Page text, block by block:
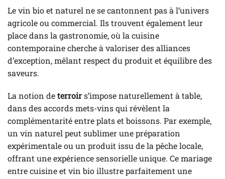
Le vin bio et naturel ne se cantonnent pas à l’univers
agricole ou commercial. Ils trouvent également leur
place dans la gastronomie, où la cuisine
contemporaine cherche à valoriser des alliances
d’exception, mêlant respect du produit et équilibre des
saveurs.
La notion deterroirs’impose naturellement à table,
dans des accords mets-vins qui révèlent la
complémentarité entre plats et boissons. Par exemple,
un vin naturel peut sublimer une préparation
expérimentale ou un produit issu de la pêche locale,
offrant une expérience sensorielle unique. Ce mariage
entre cuisine et vin bio illustre parfaitement une